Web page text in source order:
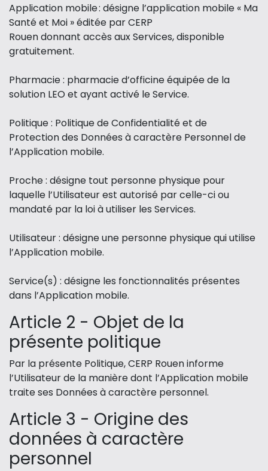
Application mobile : désigne l’application mobile « Ma
Santé et Moi » éditée par CERP
Rouen donnant accès aux Services, disponible
gratuitement.
Pharmacie : pharmacie d’officine équipée de la
solution LEO et ayant activé le Service.
Politique : Politique de Confidentialité et de
Protection des Données à caractère Personnel de
l’Application mobile.
Proche : désigne tout personne physique pour
laquelle l’Utilisateur est autorisé par celle-ci ou
mandaté par la loi à utiliser les Services.
Utilisateur : désigne une personne physique qui utilise
l’Application mobile.
Service(s) : désigne les fonctionnalités présentes
dans l’Application mobile.
Article 2 - Objet de la
présente politique
Par la présente Politique, CERP Rouen informe
l’Utilisateur de la manière dont l’Application mobile
traite ses Données à caractère personnel.
Article 3 - Origine des
données à caractère
personnel